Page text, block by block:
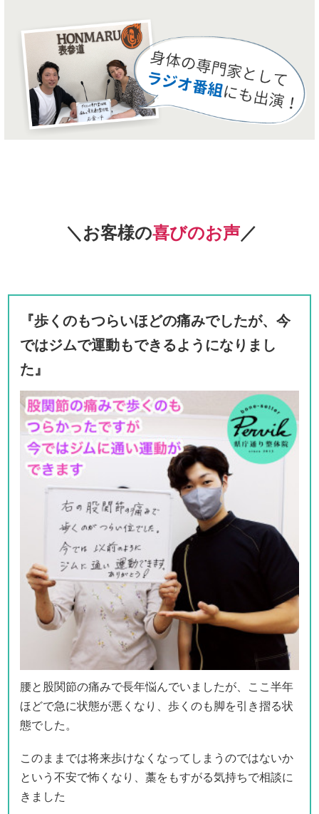
＼お客様の喜びのお声／
『歩くのもつらいほどの痛みでしたが、今
ではジムで運動もできるようになりまし
た』
腰と股関節の痛みで長年悩んでいましたが、ここ半年
ほどで急に状態が悪くなり、歩くのも脚を引き摺る状
態でした。
このままでは将来歩けなくなってしまうのではないか
という不安で怖くなり、藁をもすがる気持ちで相談に
きました